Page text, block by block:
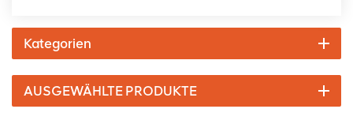
Kategorien
AUSGEWÄHLTE PRODUKTE